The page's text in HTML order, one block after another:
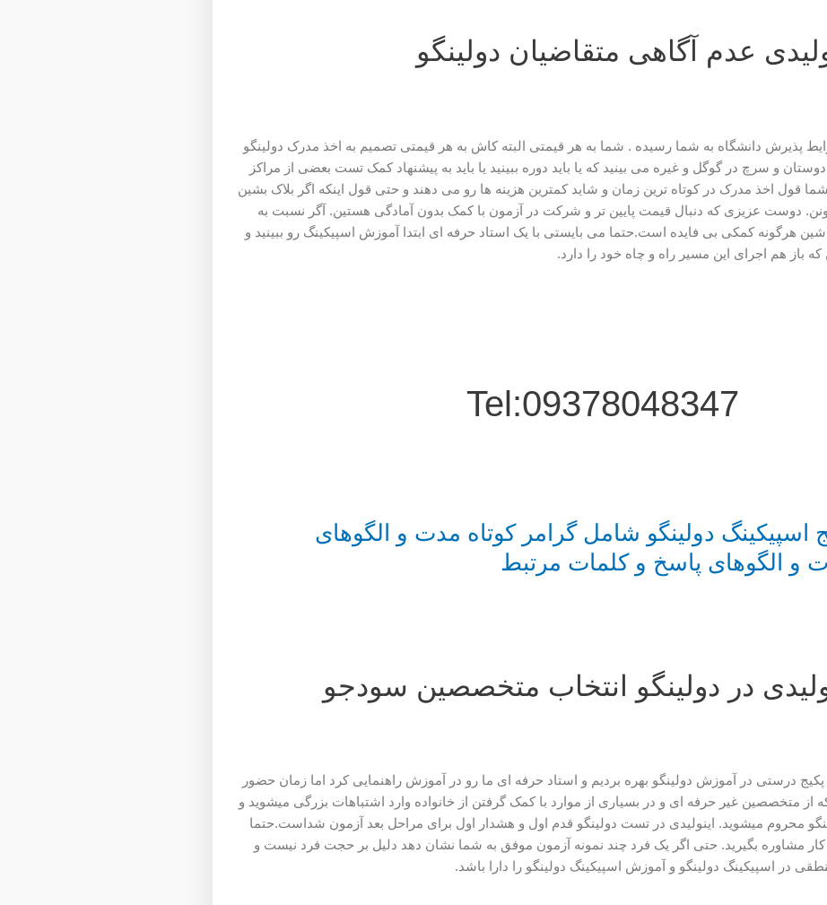
عدم آگاهی متقاضیان دولینگو
پذیرش دانشگاه به شما رسیده . شما به هر قیمتی البته کاش به هر قیمتی تصمیم به اخذ مدرک دولینگو
و سرچ در گوگل و غیره می بینید که یا باید دوره ببینید یا باید به پیشنهاد کمک تست بعضی از مراکز
شما قول اخذ مدرک در کوتاه ترین زمان و شاید کمترین هزینه ها رو می دهند و حتی قول اینکه اگر بلاک بشین
دوست عزیزی که دنبال قیمت پایین تر و شرکت در آزمون با کمک بدون آمادگی هستین. آگر نسبت به
هرگونه کمکی بی فایده است.حتما می بایستی با یک استاد حرفه ای ابتدا آموزش اسپیکینگ رو ببینید و
باز هم اجرای این مسیر راه و چاه خود را دارد.
Tel:09378048347
اسپیکینگ دولینگو شامل گرامر کوتاه مدت و الگوهای
و الگوهای پاسخ و کلمات مرتبط
در دولینگو انتخاب متخصصین سودجو
درستی در آموزش دولینگو بهره بردیم و استاد حرفه ای ما رو در آموزش راهنمایی کرد اما زمان حضور
متخصصین غیر حرفه ای و در بسیاری از موارد با کمک گرفتن از خانواده وارد اشتباهات بزرگی میشوید و
محروم میشوید. اینولیدی در تست دولینگو قدم اول و هشدار اول برای مراحل بعد آزمون شداست.حتما
مشاوره بگیرید. حتی اگر یک فرد چند نمونه آزمون موفق به شما نشان دهد دلیل بر حجت فرد نیست و
در اسپیکینگ دولینگو و آموزش اسپیکینگ دولینگو را دارا باشد.